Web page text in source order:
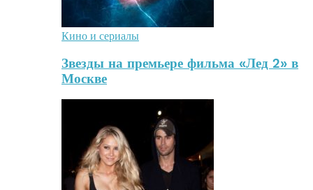
Кино и сериалы
Звезды на премьере фильма «Лед 2» в
Москве